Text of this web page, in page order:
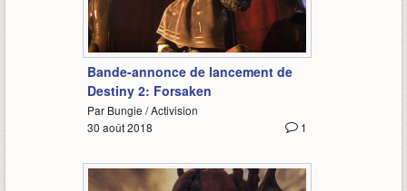
3:08
Bande-annonce de lancement de
Destiny 2: Forsaken
Par Bungie / Activision
1
30 août 2018